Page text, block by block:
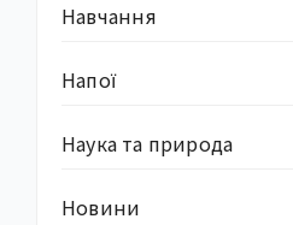
Навчання
Напої
Наука та природа
Новини